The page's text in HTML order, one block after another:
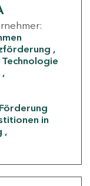
Förderung
in